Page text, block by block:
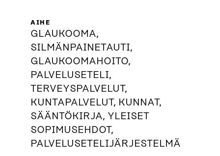
AIHE
GLAUKOOMA,
SILMÄNPAINETAUTI,
GLAUKOOMAHOITO,
PALVELUSETELI,
TERVEYSPALVELUT,
KUNTAPALVELUT, KUNNAT,
SÄÄNTÖKIRJA, YLEISET
SOPIMUSEHDOT,
PALVELUSETELIJÄRJESTELMÄ